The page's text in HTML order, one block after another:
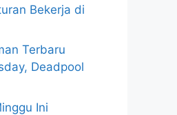
Bekerja di
Terbaru
Deadpool
Ini